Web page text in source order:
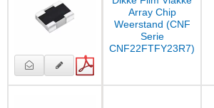
Array Chip
Weerstand (CNF
Serie
CNF22FTFY23R7)